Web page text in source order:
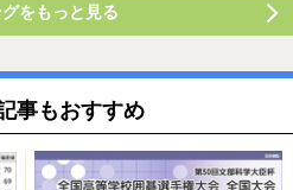
をもっと見る
事もおすすめ